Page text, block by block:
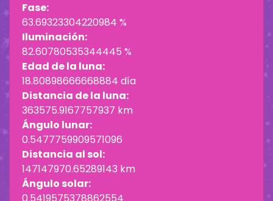
Fase:
63.69323304220984 %
Iluminación:
82.60780535344445 %
Edad de la luna:
18.80898666668884 día
Distancia de la luna:
363575.9167757937 km
Ángulo lunar:
0.5477759909571096
Distancia al sol:
147147970.65289143 km
Ángulo solar: